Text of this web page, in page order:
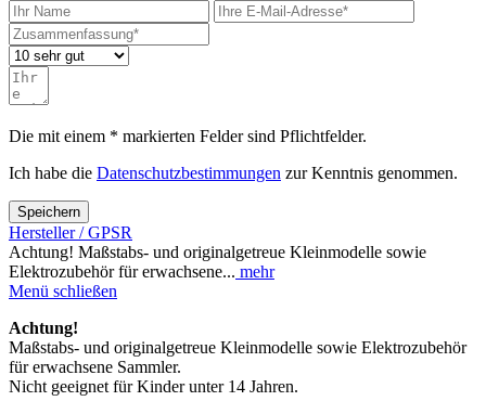
Die mit einem * markierten Felder sind Pflichtfelder.
Ich habe die Datenschutzbestimmungen zur Kenntnis genommen.
Speichern
Hersteller / GPSR
Achtung! Maßstabs- und originalgetreue Kleinmodelle sowie
Elektrozubehör für erwachsene... mehr
Menü schließen
Achtung!
Maßstabs- und originalgetreue Kleinmodelle sowie Elektrozubehör
für erwachsene Sammler.
Nicht geeignet für Kinder unter 14 Jahren.